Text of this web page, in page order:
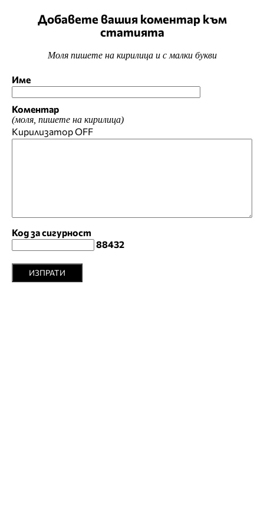
Добавете вашия коментар към
статията
Моля пишете на кирилица и с малки букви
Име
Коментар
(моля, пишете на кирилица)
КирилизаторOFF
Код за сигурност
88432
ИЗПРАТИ